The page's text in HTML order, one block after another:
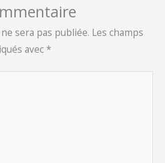
sera pas publiée. Les champs
avec *